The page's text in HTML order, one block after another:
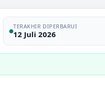
TERAKHIR DIPERBARUI
12 Juli 2026